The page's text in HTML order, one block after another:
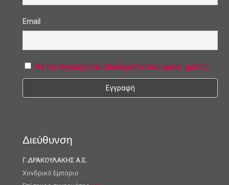
Email
Με την εγγραφή σας αποδέχεστε τους όρους χρήσης
Διεύθυνση
Γ.ΔΡΑΚΟΥΛΑΚΗΣ Α.Ε.
Χονδρικό Εμπόριο